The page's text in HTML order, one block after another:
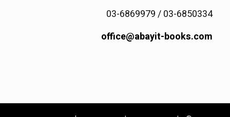
03-6850334 / 03-6869979
office@abayit-books.com